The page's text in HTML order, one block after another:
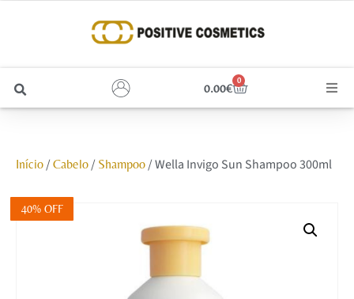
0.00€
0
Unhas
Homem
Início/ Cabelo/ Shampoo/ Wella Invigo Sun Shampoo 300ml
40% OFF